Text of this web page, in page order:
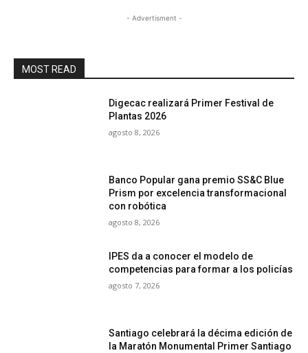
- Advertisment -
MOST READ
Digecac realizará Primer Festival de
Plantas 2026
agosto 8, 2026
Banco Popular gana premio SS&C Blue
Prism por excelencia transformacional
con robótica
agosto 8, 2026
IPES da a conocer el modelo de
competencias para formar a los policías
agosto 7, 2026
Santiago celebrará la décima edición de
la Maratón Monumental Primer Santiago